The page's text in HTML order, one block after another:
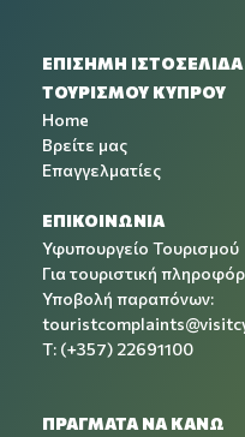
ΕΠΙΣΗΜΗ ΙΣΤΟΣΕΛΙΔΑ
ΤΟΥΡΙΣΜΟΥ ΚΥΠΡΟΥ
Home
Βρείτε μας
Επαγγελματίες
ΕΠΙΚΟΙΝΩΝΙΑ
Υφυπουργείο Τουρισμού
Για τουριστική
Υποβολή παραπόνων:
T: (+357) 22691100
ΠΡΑΓΜΑΤΑ ΝΑ ΚΑΝΩ